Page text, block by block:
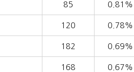
85 0.81%
120 0.78%
182 0.69%
168 0.67%